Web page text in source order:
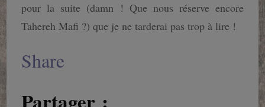
pour la suite (damn ! Que nous réserve encore
Tahereh Mafi ?) que je ne tarderai pas trop à lire !
Share
Partager :